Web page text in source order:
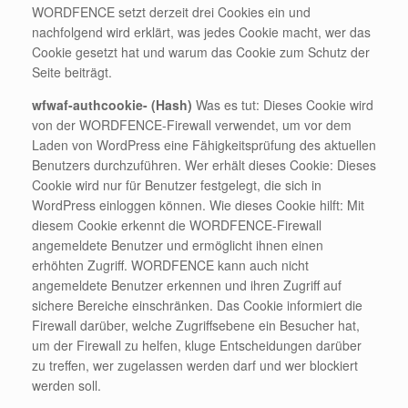
WORDFENCE setzt derzeit drei Cookies ein und
nachfolgend wird erklärt, was jedes Cookie macht, wer das
Cookie gesetzt hat und warum das Cookie zum Schutz der
Seite beiträgt.
wfwaf-authcookie- (Hash) Was es tut: Dieses Cookie wird
von der WORDFENCE-Firewall verwendet, um vor dem
Laden von WordPress eine Fähigkeitsprüfung des aktuellen
Benutzers durchzuführen. Wer erhält dieses Cookie: Dieses
Cookie wird nur für Benutzer festgelegt, die sich in
WordPress einloggen können. Wie dieses Cookie hilft: Mit
diesem Cookie erkennt die WORDFENCE-Firewall
angemeldete Benutzer und ermöglicht ihnen einen
erhöhten Zugriff. WORDFENCE kann auch nicht
angemeldete Benutzer erkennen und ihren Zugriff auf
sichere Bereiche einschränken. Das Cookie informiert die
Firewall darüber, welche Zugriffsebene ein Besucher hat,
um der Firewall zu helfen, kluge Entscheidungen darüber
zu treffen, wer zugelassen werden darf und wer blockiert
werden soll.